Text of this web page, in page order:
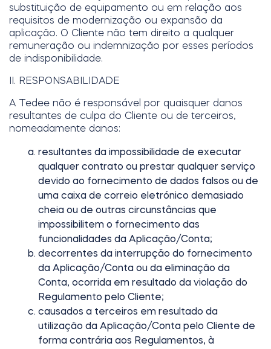
substituição de equipamento ou em relação aos
requisitos de modernização ou expansão da
aplicação. O Cliente não tem direito a qualquer
remuneração ou indemnização por esses períodos
de indisponibilidade.
II. RESPONSABILIDADE
A Tedee não é responsável por quaisquer danos
resultantes de culpa do Cliente ou de terceiros,
nomeadamente danos:
resultantes da impossibilidade de executar
qualquer contrato ou prestar qualquer serviço
devido ao fornecimento de dados falsos ou de
uma caixa de correio eletrónico demasiado
cheia ou de outras circunstâncias que
impossibilitem o fornecimento das
funcionalidades da Aplicação/Conta;
decorrentes da interrupção do fornecimento
da Aplicação/Conta ou da eliminação da
Conta, ocorrida em resultado da violação do
Regulamento pelo Cliente;
causados a terceiros em resultado da
utilização da Aplicação/Conta pelo Cliente de
forma contrária aos Regulamentos, à